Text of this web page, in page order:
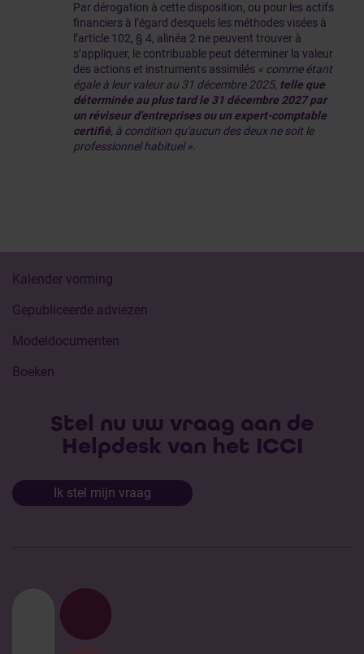
Par dérogation à cette disposition, ou pour les actifs
financiers à l’égard desquels les méthodes visées à
l’article 102, § 4, alinéa 2 ne peuvent trouver à
s’appliquer, le contribuable peut déterminer la valeur
des actions et instruments assimilés « comme étant
égale à leur valeur au 31 décembre 2025, telle que
déterminée au plus tard le 31 décembre 2027 par
un réviseur d'entreprises ou un expert-comptable
certifié , à condition qu'aucun des deux ne soit le
professionnel habituel ».
Kalender vorming
Gepubliceerde adviezen
Modeldocumenten
Boeken
Stel nu uw vraag aan de
Helpdesk van het ICCI
Ik stel mijn vraag